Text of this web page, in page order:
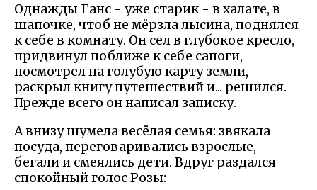
Однажды Ганс - уже старик - в халате, в
шапочке, чтоб не мёрзла лысина, поднялся
к себе в комнату. Он сел в глубокое кресло,
придвинул поближе к себе сапоги,
посмотрел на голубую карту земли,
раскрыл книгу путешествий и... решился.
Прежде всего он написал записку.
А внизу шумела весёлая семья: звякала
посуда, переговаривались взрослые,
бегали и смеялись дети. Вдруг раздался
спокойный голос Розы: